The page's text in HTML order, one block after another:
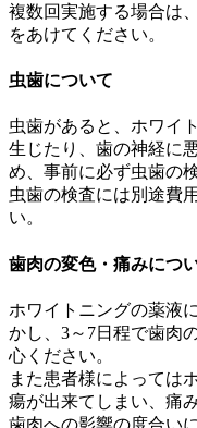
複数回実施する場合は
をあけてください。
虫歯について
虫歯があると、ホワイ
生じたり、歯の神経に
め、事前に必ず虫歯の
虫歯の検査には別途費
い。
歯肉の変色・痛みにつ
ホワイトニングの薬液
かし、3～7日程で歯肉
心ください。
また患者様によっては
瘍が出来てしまい、痛
歯肉への影響の度合い